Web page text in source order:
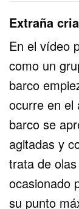
Extraña
En el vídeo
como un
barco
ocurre en el
barco se
agitadas y
trata de
ocasionado
su punto